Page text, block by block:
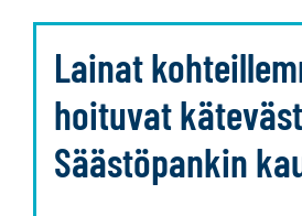
Lainat
hoituvat
Säästöpankin